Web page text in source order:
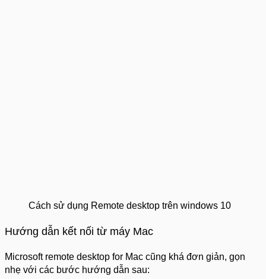
Cách sử dụng Remote desktop trên windows 10
Hướng dẫn kết nối từ máy Mac
Microsoft remote desktop for Mac cũng khá đơn giản, gọn
nhẹ với các bước hướng dẫn sau: